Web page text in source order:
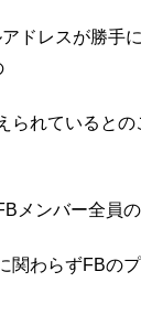
ドレスが勝手に
られていると
メンバー全員
関わらずFBの